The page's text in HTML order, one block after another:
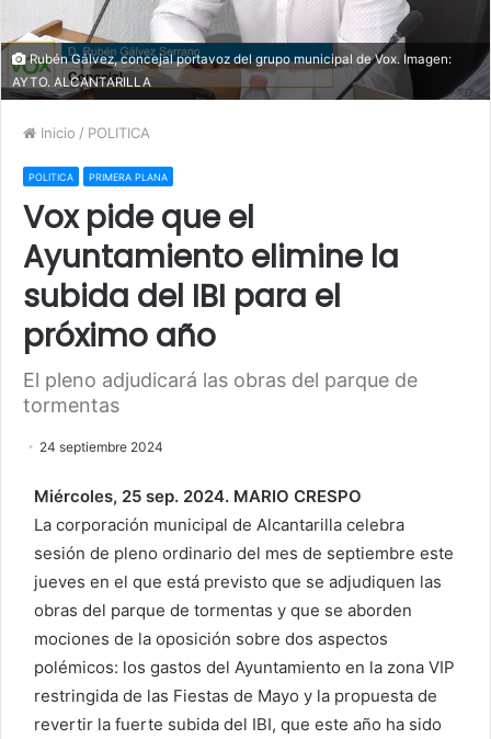
Rubén Gálvez, concejal portavoz del grupo municipal de Vox. Imagen:
AYTO. ALCANTARILLA
Inicio / POLITICA
POLITICA PRIMERA PLANA
Vox pide que el
Ayuntamiento elimine la
subida del IBI para el
próximo año
El pleno adjudicará las obras del parque de
tormentas
24 septiembre 2024
Miércoles, 25 sep. 2024. MARIO CRESPO
La corporación municipal de Alcantarilla celebra
sesión de pleno ordinario del mes de septiembre este
jueves en el que está previsto que se adjudiquen las
obras del parque de tormentas y que se aborden
mociones de la oposición sobre dos aspectos
polémicos: los gastos del Ayuntamiento en la zona VIP
restringida de las Fiestas de Mayo y la propuesta de
revertir la fuerte subida del IBI, que este año ha sido